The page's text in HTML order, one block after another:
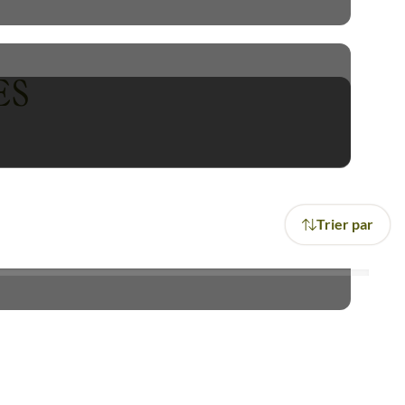
privilégiés.
envahit, alors que vous
ouvert à des visiteurs prêts
Trier par